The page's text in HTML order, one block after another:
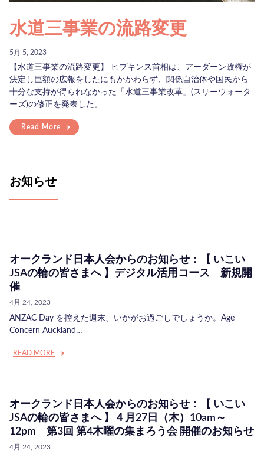
水道三事業の流路変更
5月 5, 2023
【水道三事業の流路変更】 ヒプキンス首相は、アーダーン政権が
決定し巨額の広報をしたにもかかわらず、関係自治体や国民から
十分な支持が得られなかった「水道三事業改革」(スリーウォータ
ーズ)の修正を発表した。
Read More
お知らせ
オークランド日本人会からのお知らせ：【 いこい
JSAの輪の皆さまへ 】デジタル活用コース 新規開
催
4月 24, 2023
ANZAC Day を控えた週末、いかがお過ごしでしょうか。Age
Concern Auckland…
READ MORE
オークランド日本人会からのお知らせ：【 いこい
JSAの輪の皆さまへ 】４月27日（木）10am～
12pm 第3回 第4木曜の集まろう会 開催のお知らせ
4月 24, 2023